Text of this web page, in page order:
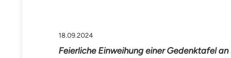
18.09.2024
Feierliche Einweihung einer Gedenktafel